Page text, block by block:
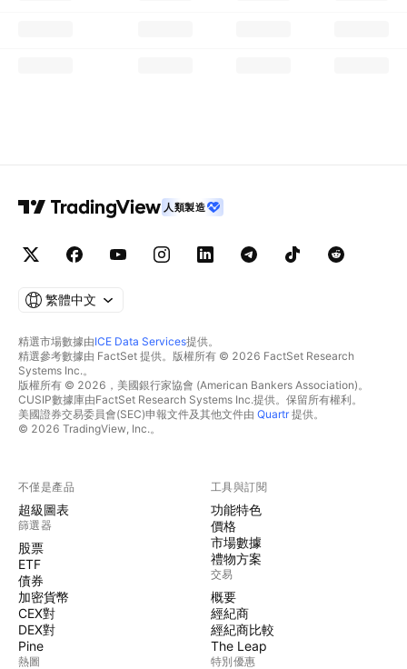
人類製造
繁體中文
精選市場數據由ICE Data Services提供。
精選參考數據由 FactSet 提供。版權所有 © 2026 FactSet Research
Systems Inc.。
版權所有 © 2026，美國銀行家協會 (American Bankers Association)。
CUSIP數據庫由FactSet Research Systems Inc.提供。保留所有權利。
美國證券交易委員會(SEC)申報文件及其他文件由 Quartr提供。
© 2026 TradingView, Inc.。
不僅是產品
超級圖表
篩選器
股票
ETF
債券
加密貨幣
CEX對
DEX對
Pine
熱圖
工具與訂閱
功能特色
價格
市場數據
禮物方案
交易
概要
經紀商
經紀商比較
The Leap
特別優惠